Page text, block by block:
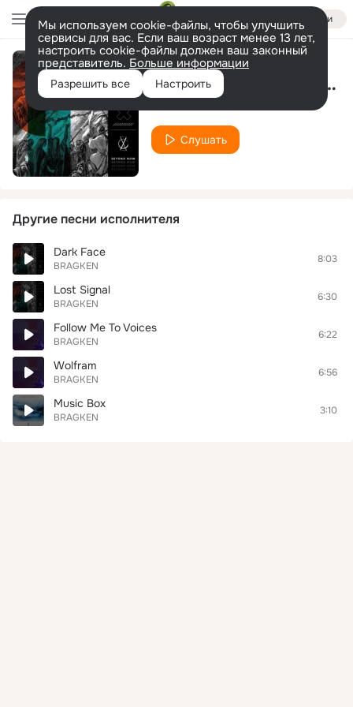
Войти
Мы используем cookie-файлы, чтобы улучшить
сервисы для вас. Если ваш возраст менее 13 лет,
настроить cookie-файлы должен ваш законный
представитель. Больше информации
Разрешить все Настроить Lost Signal (Vanita Remix)
Слушать
Другие песни исполнителя
Dark Face
BRAGKEN
8:03
Lost Signal
BRAGKEN
6:30
Follow Me To Voices
BRAGKEN
6:22
Wolfram
BRAGKEN
6:56
Music Box
BRAGKEN
3:10